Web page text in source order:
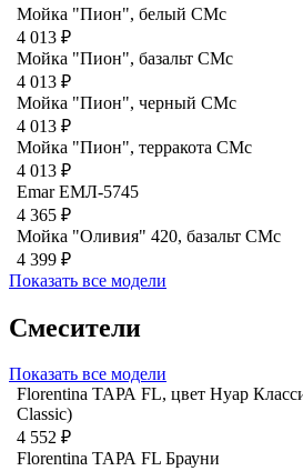
Мойка "Пион", белый CMc
4 013 ₽
Мойка "Пион", базальт СМс
4 013 ₽
Мойка "Пион", черный CMc
4 013 ₽
Мойка "Пион", терракота CMc
4 013 ₽
Emar ЕМЛ-5745
4 365 ₽
Мойка "Оливия" 420, базальт СМс
4 399 ₽
Показать все модели
Смесители
Показать все модели
Florentina ТАРА FL, цвет Нуар
Classic)
4 552 ₽
Florentina ТАРА FL Брауни